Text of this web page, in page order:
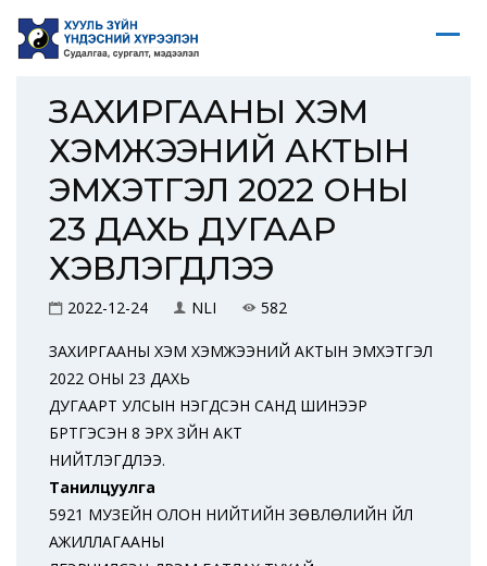
ЗАХИРГААНЫ ХЭМ
ХЭМЖЭЭНИЙ АКТЫН
ЭМХЭТГЭЛ 2022 ОНЫ
23 ДАХЬ ДУГААР
ХЭВЛЭГДЛЭЭ
2022-12-24 NLI 582
ЗАХИРГААНЫ ХЭМ ХЭМЖЭЭНИЙ АКТЫН ЭМХЭТГЭЛ
2022 ОНЫ 23 ДАХЬ
ДУГААРТ УЛСЫН НЭГДСЭН САНД ШИНЭЭР
БҮРТГЭСЭН 8 ЭРХ ЗҮЙН АКТ
НИЙТЛЭГДЛЭЭ.
Танилцуулга
5921 МУЗЕЙН ОЛОН НИЙТИЙН ЗӨВЛӨЛИЙН ҮЙЛ
АЖИЛЛАГААНЫ